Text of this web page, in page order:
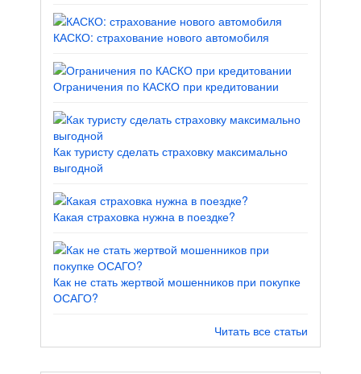
КАСКО: страхование нового автомобиля
Ограничения по КАСКО при кредитовании
Как туристу сделать страховку максимально
выгодной
Какая страховка нужна в поездке?
Как не стать жертвой мошенников при покупке
ОСАГО?
Читать все статьи